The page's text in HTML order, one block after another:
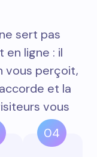
sert pas
ligne : il
vous perçoit,
et la
vous
04